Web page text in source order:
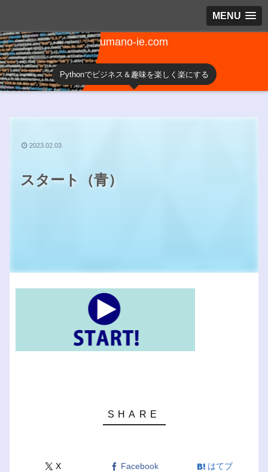
MENU
umano-ie.com
Pythonでビジネス＆趣味を楽しく楽にする
スタート（青）
2023.02.03
X Facebook はてブ